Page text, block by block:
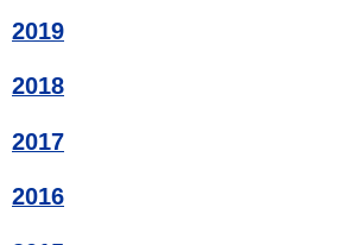
2019
2018
2017
2016